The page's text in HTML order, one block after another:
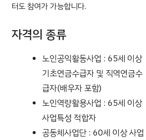
터도 참여가 가능합니다.
자격의 종류
노인공익활동사업 : 65세 이상
기초연금수급자 및 직역연금수
급자(배우자 포함)
노인역량활용사업 : 65세 이상
사업특성 적합자
공동체사업단 : 60세 이상 사업